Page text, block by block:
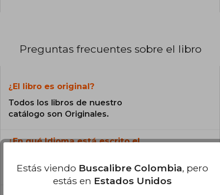
Preguntas frecuentes sobre el libro
¿El libro es original?
Todos los libros de nuestro
catálogo son Originales.
¿En qué Idioma está escrito el
El libro está escrito en Español.
Estás viendo Buscalibre Colombia, pero
estás en Estados Unidos